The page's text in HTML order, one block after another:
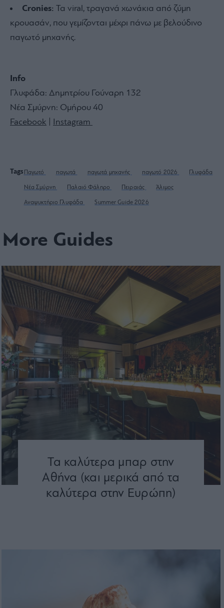
Cronies: Τα viral, τραγανά χωνάκια από ζύμη
κρουασάν, που γεμίζονται μέχρι πάνω με βελούδινο
παγωτό μηχανής.
Info
Γλυφάδα: Δημητρίου Γούναρη 132
Νέα Σμύρνη: Ομήρου 40
Facebook
Instagram
Tags Παγωτό παγωτά παγωτά μηχανής παγωτό 2026 Γλυφάδα
Νέα Σμύρνη Παλαιό Φάληρο Πειραιάς Άλιμος
Αναψυκτήριο Γλυφάδα Summer Guide 2026
More Guides
Τα καλύτερα μπαρ στην
Αθήνα (και μερικά από τα
καλύτερα στην Ευρώπη)